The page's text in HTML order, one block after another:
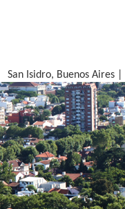
San Isidro, Buenos Aires |